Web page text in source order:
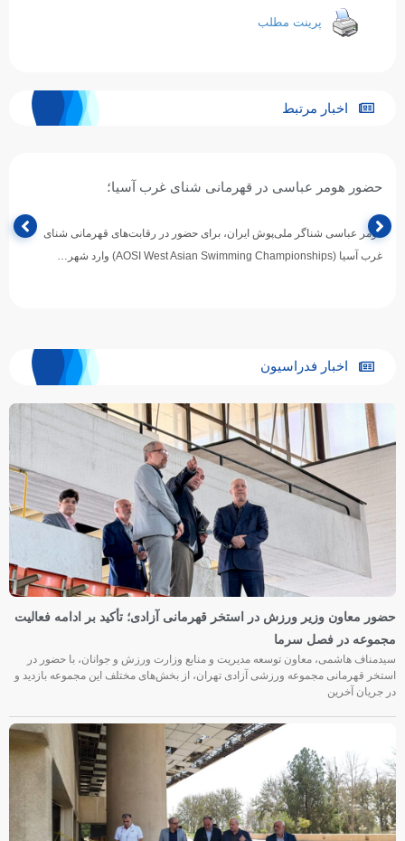
پرینت مطلب
اخبار مرتبط
حضور هومر عباسی در قهرمانی شنای غرب آسیا؛
هومر عباسی شناگر ملی‌پوش ایران، برای حضور در رقابت‌های قهرمانی شنای
غرب آسیا (AOSI West Asian Swimming Championships) وارد شهر…
اخبار فدراسیون
حضور معاون وزیر ورزش در استخر قهرمانی آزادی؛ تأکید بر ادامه فعالیت
مجموعه در فصل سرما
سیدمناف هاشمی، معاون توسعه مدیریت و منابع وزارت ورزش و جوانان، با حضور در
استخر قهرمانی مجموعه ورزشی آزادی تهران، از بخش‌های مختلف این مجموعه بازدید و
در جریان آخرین